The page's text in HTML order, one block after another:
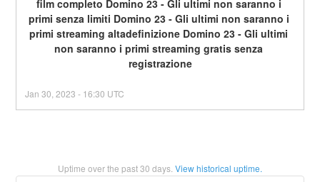
film completo Domino 23 - Gli ultimi non saranno i
primi senza limiti Domino 23 - Gli ultimi non saranno i
primi streaming altadefinizione Domino 23 - Gli ultimi
non saranno i primi streaming gratis senza
registrazione
Jan30 ,2023 - 16:30 UTC
Uptime over the past30 days. View historical uptime.